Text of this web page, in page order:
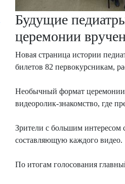
Будущие
церемонии
Новая страница истории
билетов 82 первокурсникам,
Необычный формат церемонии
видеоролик-знакомство, где
Зрители с большим интересом
составляющую каждого видео.
По итогам голосования